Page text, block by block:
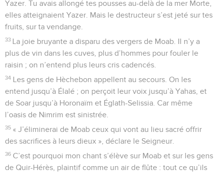
Yazer. Tu avais allongé tes pousses au-delà de la mer Morte,
elles atteignaient Yazer. Mais le destructeur s’est jeté sur tes
fruits, sur ta vendange.
33 La joie bruyante a disparu des vergers de Moab. Il n’y a
plus de vin dans les cuves, plus d’hommes pour fouler le
raisin ; on n’entend plus leurs cris cadencés.
34 Les gens de Hèchebon appellent au secours. On les
entend jusqu’à Élalé ; on perçoit leur voix jusqu’à Yahas, et
de Soar jusqu’à Horonaïm et Églath-Selissia. Car même
l’oasis de Nimrim est sinistrée.
35 « J’éliminerai de Moab ceux qui vont au lieu sacré offrir
des sacrifices à leurs dieux », déclare le Seigneur.
36 C’est pourquoi mon chant s’élève sur Moab et sur les gens
de Quir-Hérès, plaintif comme un air de flûte : tout ce qu’ils